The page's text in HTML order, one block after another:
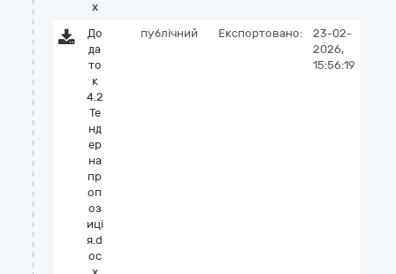
x
До
да
то
к
4.2
Те
нд
ер
на
пр
оп
оз
иці
я.d
oc
публічний Експортовано:
23-02-
2026,
15:56:19